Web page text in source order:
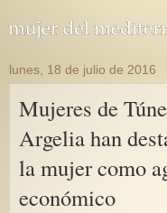
lunes, 18 de julio de 2016
Mujeres de
Argelia han
la mujer como
económico